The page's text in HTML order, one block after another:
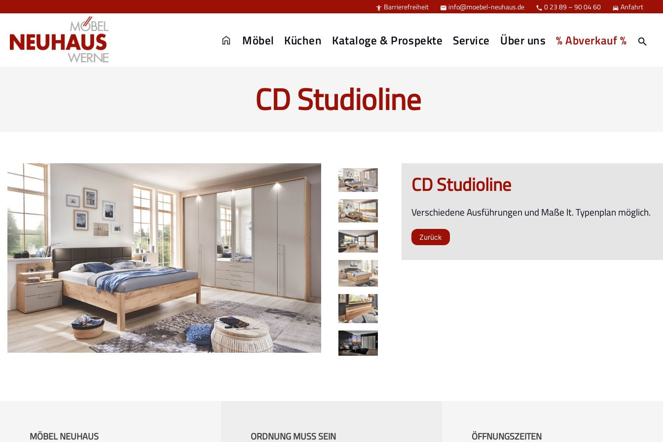
 Barrierefreiheit  info@moebel-neuhaus.de  0 23 89 – 90 04 60  Anfahrt
Möbel Küchen Kataloge & Prospekte Service Über uns % Abverkauf %
CD Studioline
CD Studioline
Verschiedene Ausführungen und Maße lt. Typenplan möglich.
Zurück
MÖBEL NEUHAUS ORDNUNG MUSS SEIN ÖFFNUNGSZEITEN